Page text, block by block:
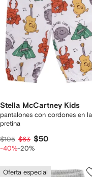
Stella McCartney Kids
pantalones con cordones en la
pretina
$105 $63 $50
-40%-20%
Oferta especial